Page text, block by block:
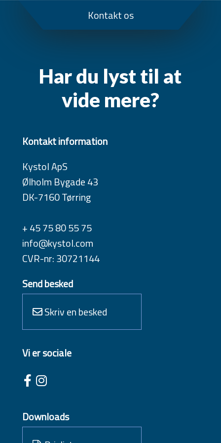
Kontakt os
Har du lyst til at
vide mere?
Kontakt information
Kystol ApS
Ølholm Bygade 43
DK-7160 Tørring
+ 45 75 80 55 75
info@kystol.com
CVR-nr: 30721144
Send besked
Skriv en besked
Vi er sociale
Downloads